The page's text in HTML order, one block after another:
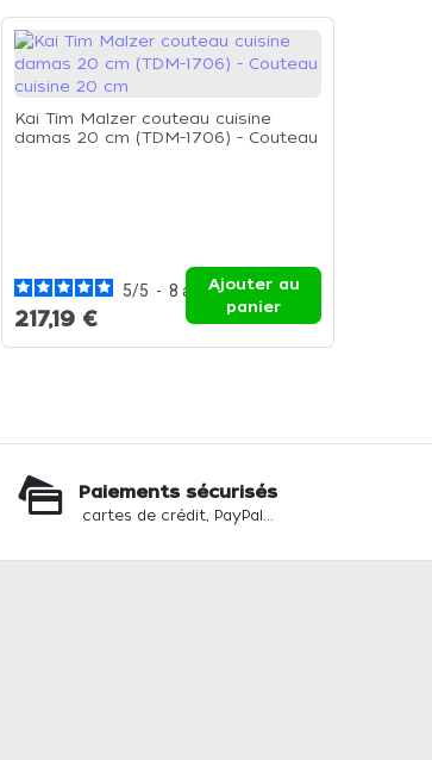
Kai Tim Malzer couteau cuisine
damas 20 cm (TDM-1706) - Couteau
5/5 - 8 avis
217,19 €
Ajouter au
panier
Paiements sécurisés
cartes de crédit, PayPal...